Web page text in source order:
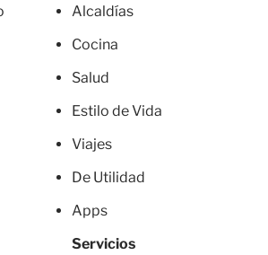
Alcaldías
Cocina
Salud
Estilo de Vida
Viajes
De Utilidad
Apps
Servicios